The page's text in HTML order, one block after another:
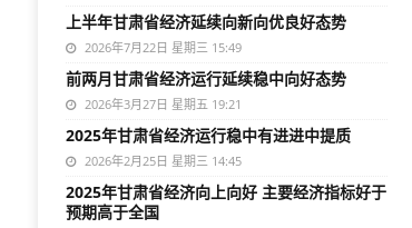
上半年甘肃省经济延续向新向优良好态势
2026年7月22日 星期三 15:49
前两月甘肃省经济运行延续稳中向好态势
2026年3月27日 星期五 19:21
2025年甘肃省经济运行稳中有进进中提质
2026年2月25日 星期三 14:45
2025年甘肃省经济向上向好 主要经济指标好于
预期高于全国